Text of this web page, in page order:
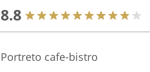
8.8
Portreto cafe-bistro